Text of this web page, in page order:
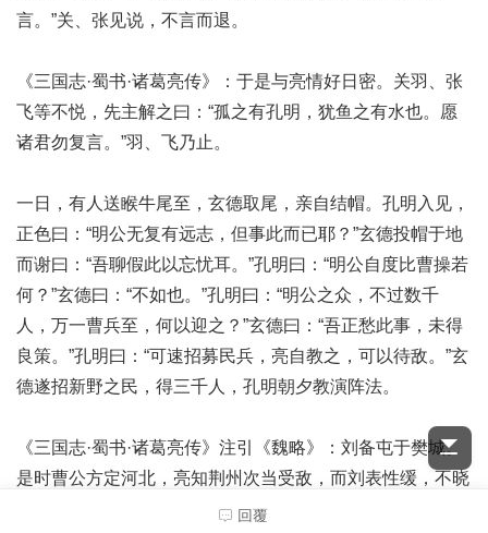
言。”关、张见说，不言而退。
《三国志·蜀书·诸葛亮传》：于是与亮情好日密。关羽、张
飞等不悦，先主解之曰：“孤之有孔明，犹鱼之有水也。愿
诸君勿复言。”羽、飞乃止。
一日，有人送睺牛尾至，玄德取尾，亲自结帽。孔明入见，
正色曰：“明公无复有远志，但事此而已耶？”玄德投帽于地
而谢曰：“吾聊假此以忘忧耳。”孔明曰：“明公自度比曹操若
何？”玄德曰：“不如也。”孔明曰：“明公之众，不过数千
人，万一曹兵至，何以迎之？”玄德曰：“吾正愁此事，未得
良策。”孔明曰：“可速招募民兵，亮自教之，可以待敌。”玄
德遂招新野之民，得三千人，孔明朝夕教演阵法。
《三国志·蜀书·诸葛亮传》注引《魏略》：刘备屯于樊城。
是时曹公方定河北，亮知荆州次当受敌，而刘表性缓，不晓
军事。亮乃北行见备，备与亮非旧，又以其年少，以诸生意
回覆